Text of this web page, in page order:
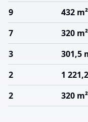
9
432 m²
7
320 m²
3
301,5
2
1
2
320 m²